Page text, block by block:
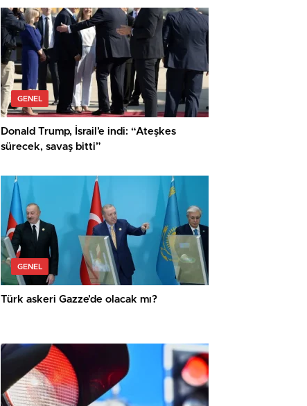
GENEL
Donald Trump, İsrail’e indi: “Ateşkes
sürecek, savaş bitti”
GENEL
Türk askeri Gazze’de olacak mı?